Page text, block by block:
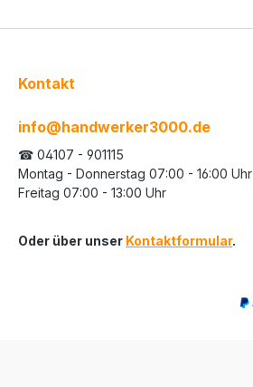
Kontakt
info@handwerker3000.de
☎ 04107 - 901115
Montag - Donnerstag 07:00 - 16:00 Uhr
Freitag 07:00 - 13:00 Uhr
Oder über unser Kontaktformular.